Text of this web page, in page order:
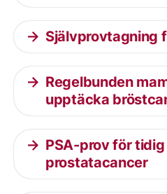
Självprovtagning
Regelbunden
upptäcka
PSA-prov för
prostatacancer